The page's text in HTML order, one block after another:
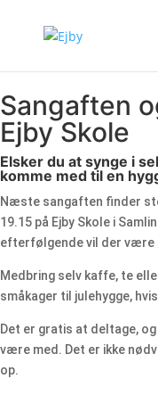
Sangaften
Ejby Skole
Elsker du at synge i
komme med til en
Næste sangaften finder
19.15 på Ejby Skole i
efterfølgende vil der være
Medbring selv kaffe, te
småkager til julehygge,
Det er gratis at deltage,
være med. Det er ikke
op.